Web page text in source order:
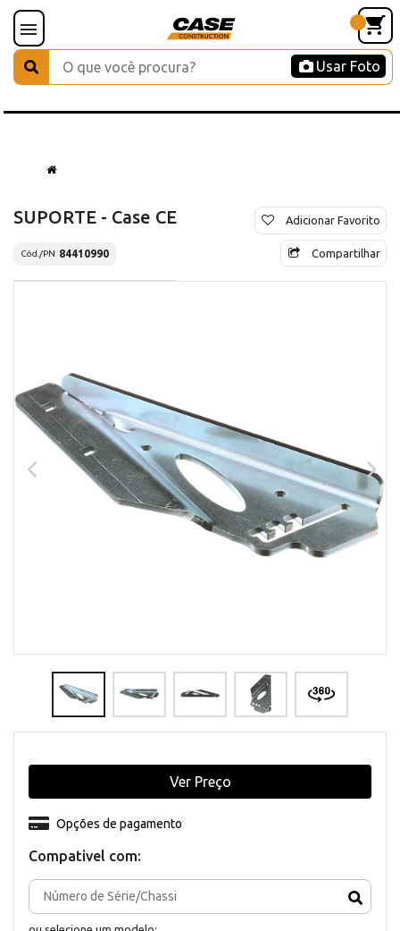
Usar Foto
SUPORTE - Case CE
Cód./PN 84410990
Adicionar Favorito
Compartilhar
Compativel com:
Opções de pagamento
Ver Preço